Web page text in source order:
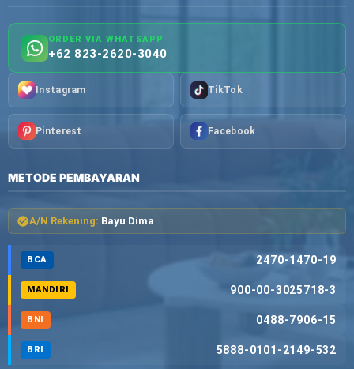
ORDER VIA WHATSAPP
+62 823-2620-3040
Instagram TikTok
Pinterest Facebook
METODE PEMBAYARAN
A/N Rekening: Bayu Dima
BCA 2470-1470-19
MANDIRI 900-00-3025718-3
BNI 0488-7906-15
BRI 5888-0101-2149-532